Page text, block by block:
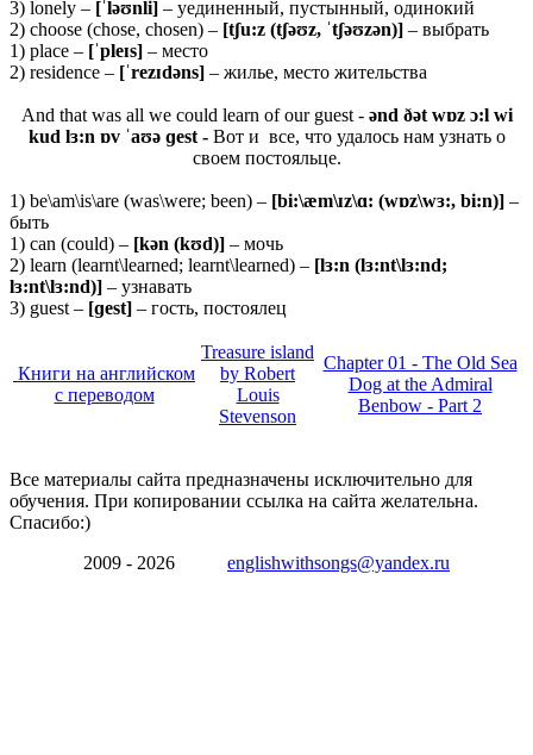
3) lonely – [ˈləʊnli] – уединенный, пустынный, одинокий
2) choose (chose, chosen) – [tʃu:z (tʃəʊz, ˈtʃəʊzən)] – выбрать
1) place – [ˈpleɪs] – место
2) residence – [ˈrezɪdəns] – жилье, место жительства
And that was all we could learn of our guest - ənd ðət wɒz ɔ:l wi
kud lɜ:n ɒv ˈaʊə ɡest - Вот и все, что удалось нам узнать о
своем постояльце.
1) be\am\is\are (was\were; been) – [bi:\æm\ɪz\ɑ: (wɒz\wɜ:, bi:n)] –
быть
1) can (could) – [kən (kʊd)] – мочь
2) learn (learnt\learned; learnt\learned) – [lɜ:n (lɜ:nt\lɜ:nd;
lɜ:nt\lɜ:nd)] – узнавать
3) guest – [ɡest] – гость, постоялец
Книги на английском
с переводом
Treasure island
by Robert
Louis
Stevenson
Chapter 01 - The Old Sea
Dog at the Admiral
Benbow - Part 2
Все материалы сайта предназначены исключительно для
обучения. При копировании ссылка на сайта желательна.
Спасибо:)
2009 - 2026 englishwithsongs@yandex.ru